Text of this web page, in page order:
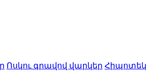
Ոսկու գրավով վարկեր Հիպոտեկ